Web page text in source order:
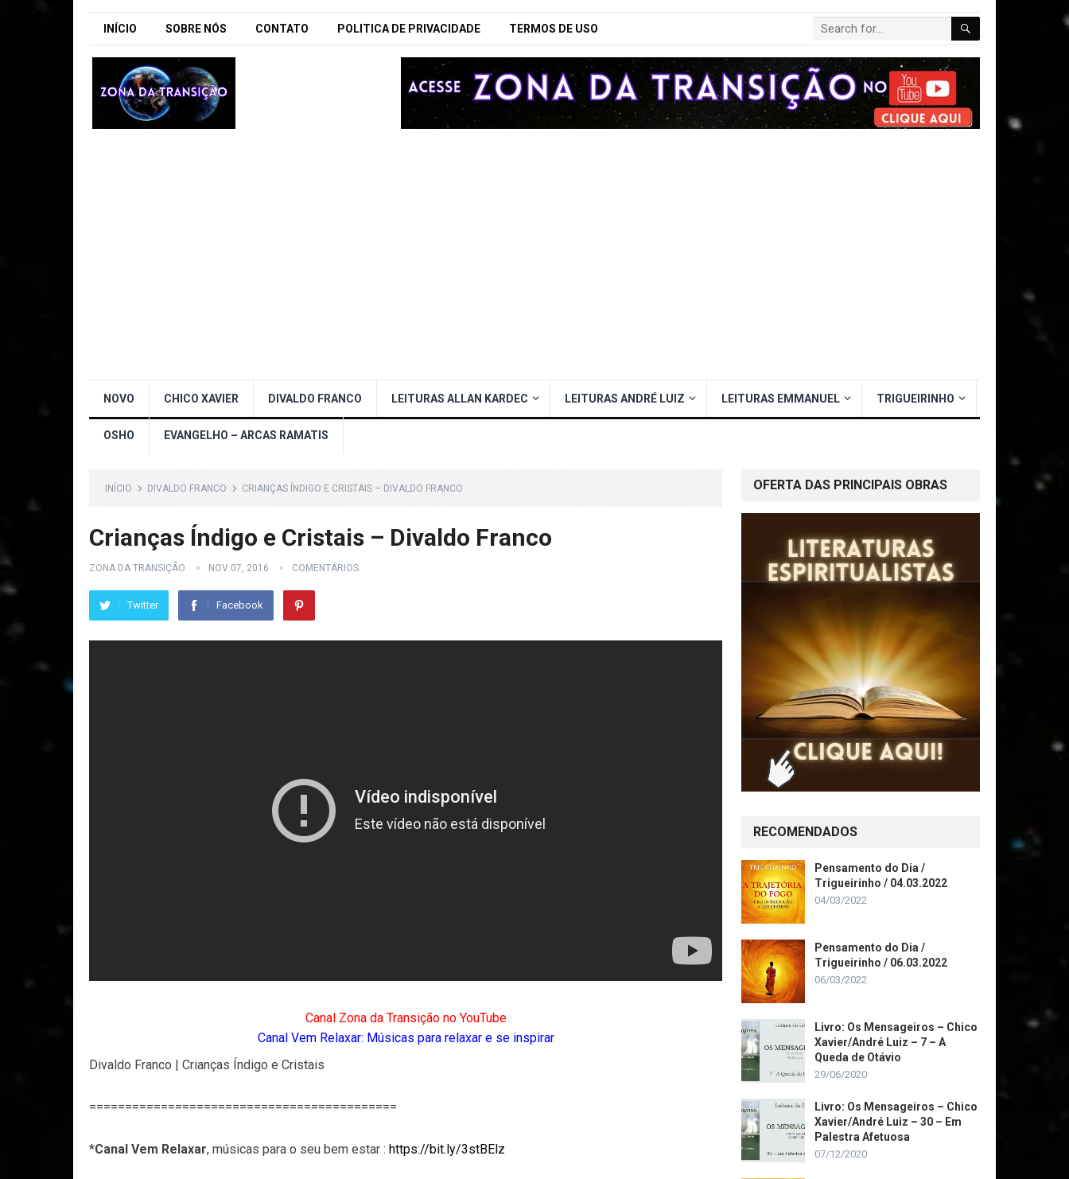
INÍCIO SOBRE NÓS CONTATO POLITICA DE PRIVACIDADE TERMOS DE USO
NOVO CHICO XAVIER DIVALDO FRANCO LEITURAS ALLAN KARDEC LEITURAS ANDRÉ LUIZ LEITURAS EMMANUEL TRIGUEIRINHO
OSHO EVANGELHO – ARCAS RAMATIS
INÍCIO DIVALDO FRANCO CRIANÇAS ÍNDIGO E CRISTAIS – DIVALDO FRANCO
Crianças Índigo e Cristais – Divaldo Franco
ZONA DA TRANSIÇÃO NOV 07, 2016 COMENTÁRIOS
Twitter Facebook
Canal Zona da Transição no YouTube
Canal Vem Relaxar: Músicas para relaxar e se inspirar
Divaldo Franco | Crianças Índigo e Cristais
===========================================
*Canal Vem Relaxar, músicas para o seu bem estar : https://bit.ly/3stBElz
OFERTA DAS PRINCIPAIS OBRAS
RECOMENDADOS
Pensamento do Dia /
Trigueirinho / 04.03.2022
04/03/2022
Pensamento do Dia /
Trigueirinho / 06.03.2022
06/03/2022
Livro: Os Mensageiros – Chico
Xavier/André Luiz – 7 – A
Queda de Otávio
29/06/2020
Livro: Os Mensageiros – Chico
Xavier/André Luiz – 30 – Em
Palestra Afetuosa
07/12/2020